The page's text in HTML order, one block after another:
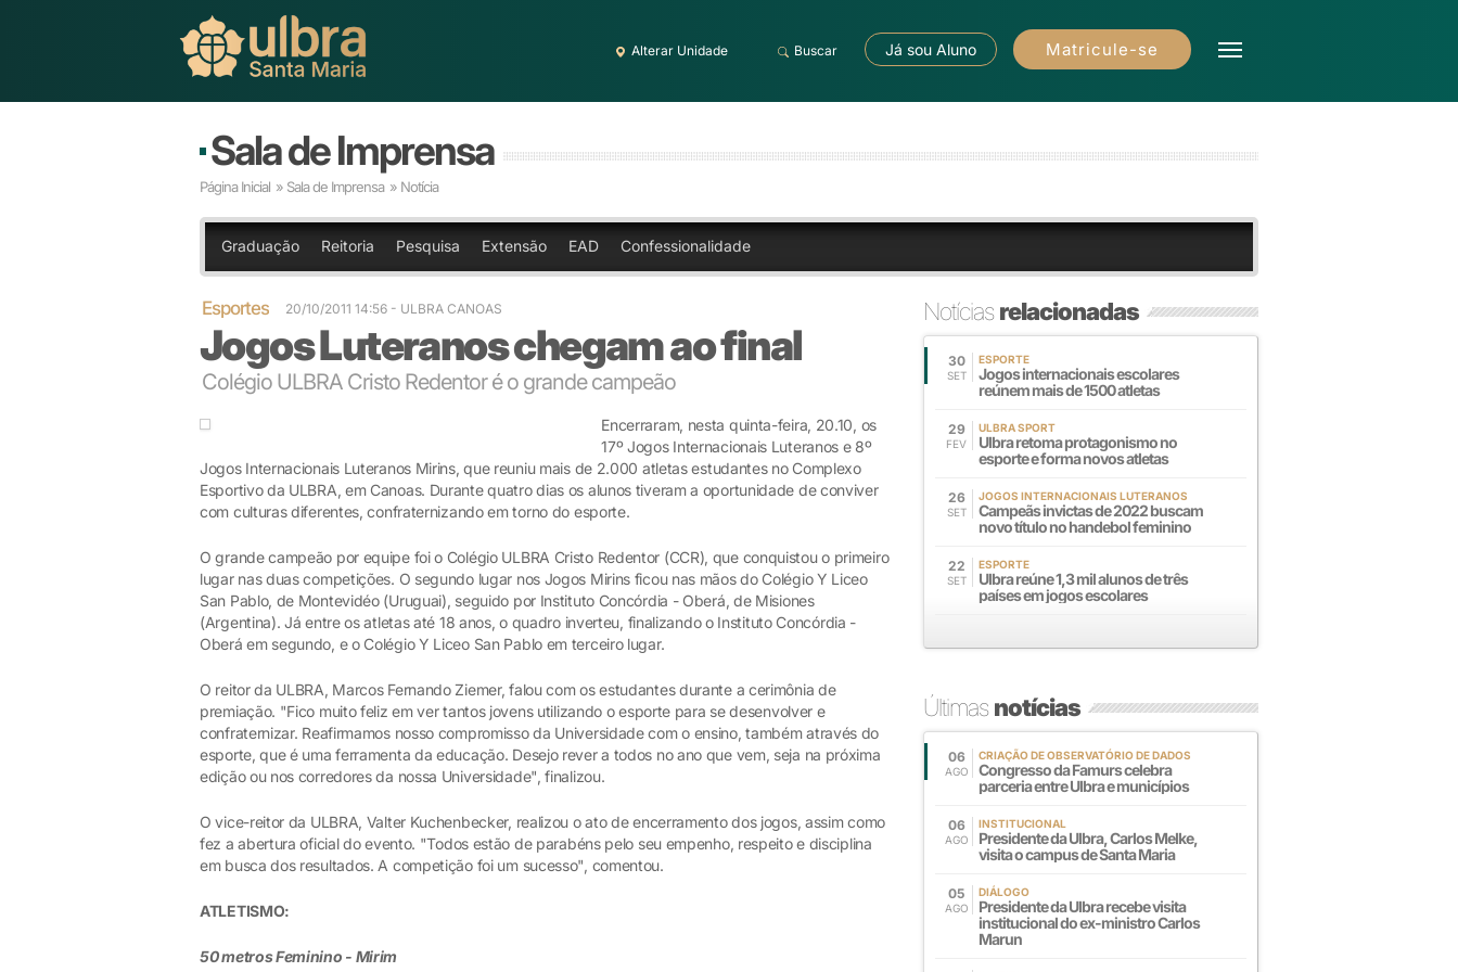
Alterar Unidade Buscar Já sou Aluno Matricule-se
Sala de Imprensa
Página Inicial » Sala de Imprensa » Notícia
Graduação Reitoria Pesquisa Extensão EAD Confessionalidade
Esportes 20/10/2011 14:56 - ULBRA CANOAS
Jogos Luteranos chegam ao final
Colégio ULBRA Cristo Redentor é o grande campeão
Encerraram, nesta quinta-feira, 20.10, os
17º Jogos Internacionais Luteranos e 8º
Jogos Internacionais Luteranos Mirins, que reuniu mais de 2.000 atletas estudantes no Complexo
Esportivo da ULBRA, em Canoas. Durante quatro dias os alunos tiveram a oportunidade de conviver
com culturas diferentes, confraternizando em torno do esporte.
O grande campeão por equipe foi o Colégio ULBRA Cristo Redentor (CCR), que conquistou o primeiro
lugar nas duas competições. O segundo lugar nos Jogos Mirins ficou nas mãos do Colégio Y Liceo
San Pablo, de Montevidéo (Uruguai), seguido por Instituto Concórdia - Oberá, de Misiones
(Argentina). Já entre os atletas até 18 anos, o quadro inverteu, finalizando o Instituto Concórdia -
Oberá em segundo, e o Colégio Y Liceo San Pablo em terceiro lugar.
O reitor da ULBRA, Marcos Fernando Ziemer, falou com os estudantes durante a cerimônia de
premiação. "Fico muito feliz em ver tantos jovens utilizando o esporte para se desenvolver e
confraternizar. Reafirmamos nosso compromisso da Universidade com o ensino, também através do
esporte, que é uma ferramenta da educação. Desejo rever a todos no ano que vem, seja na próxima
edição ou nos corredores da nossa Universidade", finalizou.
O vice-reitor da ULBRA, Valter Kuchenbecker, realizou o ato de encerramento dos jogos, assim como
fez a abertura oficial do evento. "Todos estão de parabéns pelo seu empenho, respeito e disciplina
em busca dos resultados. A competição foi um sucesso", comentou.
ATLETISMO:
50 metros Feminino - Mirim
Notíciasrelacionadas
30
SET
ESPORTE
Jogos internacionais escolares
reúnem mais de 1500 atletas
29
FEV
ULBRA SPORT
Ulbra retoma protagonismo no
esporte e forma novos atletas
26
SET
JOGOS INTERNACIONAIS LUTERANOS
Campeãs invictas de 2022 buscam
novo título no handebol feminino
22
SET
ESPORTE
Ulbra reúne 1,3 mil alunos de três
países em jogos escolares
Últimasnotícias
06
AGO
CRIAÇÃO DE OBSERVATÓRIO DE DADOS
Congresso da Famurs celebra
parceria entre Ulbra e municípios
06
AGO
INSTITUCIONAL
Presidente da Ulbra, Carlos Melke,
visita o campus de Santa Maria
05
AGO
DIÁLOGO
Presidente da Ulbra recebe visita
institucional do ex-ministro Carlos
Marun